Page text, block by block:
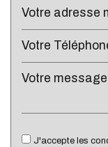
Bureau de
Mairie
statistiques
J'accepte les